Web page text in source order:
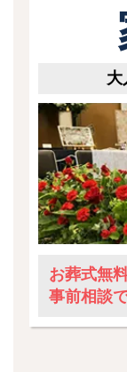
大
お葬式無
事前相談